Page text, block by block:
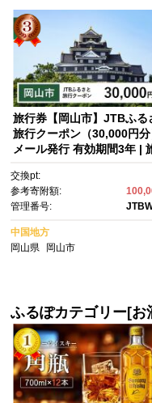
旅行券【岡山市】JTBふる
旅行クーポン（30,000円
メール発行 有効期間3年​ |
行 クーポン トラベル 国内旅
行 岡山旅行 岡山市 後楽園
B トラベルクーポン 観光
験 ホテル 旅館 チケット 人
気 おすすめ 店頭 オンライ
ット予約 電話
交換pt:
参考寄附額:
管理番号:
中国地方
岡山県
岡山市
ふるぽカテゴリー[